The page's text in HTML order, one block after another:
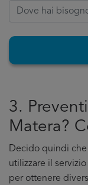
3.
Matera?
Decido quindi
utilizzare il
per ottenere